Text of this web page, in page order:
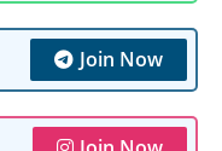
Join Now